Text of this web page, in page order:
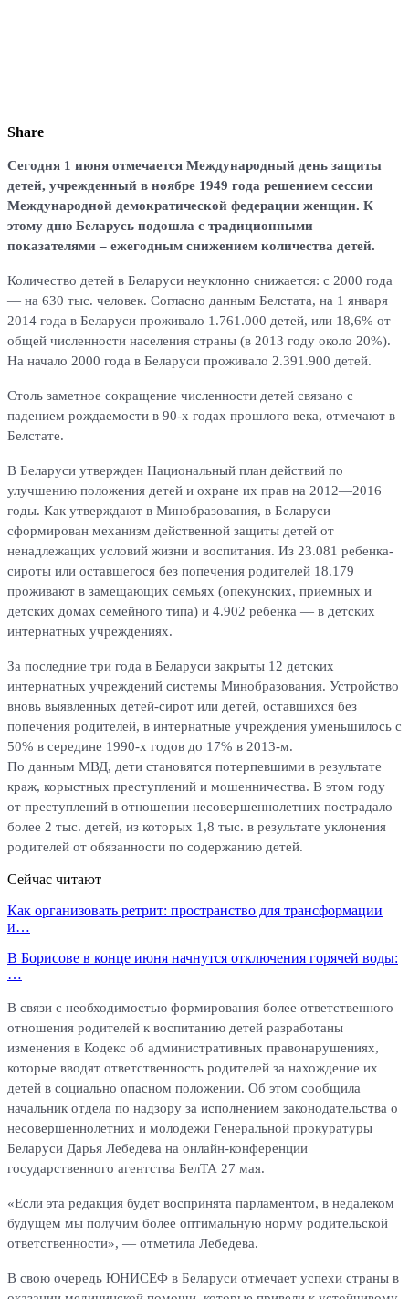
Share
Сегодня 1 июня отмечается Международный день защиты
детей, учрежденный в ноябре 1949 года решением сессии
Международной демократической федерации женщин. К
этому дню Беларусь подошла с традиционными
показателями – ежегодным снижением количества детей.
Количество детей в Беларуси неуклонно снижается: с 2000 года
— на 630 тыс. человек. Согласно данным Белстата, на 1 января
2014 года в Беларуси проживало 1.761.000 детей, или 18,6% от
общей численности населения страны (в 2013 году около 20%).
На начало 2000 года в Беларуси проживало 2.391.900 детей.
Столь заметное сокращение численности детей связано с
падением рождаемости в 90-х годах прошлого века, отмечают в
Белстате.
В Беларуси утвержден Национальный план действий по
улучшению положения детей и охране их прав на 2012—2016
годы. Как утверждают в Минобразования, в Беларуси
сформирован механизм действенной защиты детей от
ненадлежащих условий жизни и воспитания. Из 23.081 ребенка-
сироты или оставшегося без попечения родителей 18.179
проживают в замещающих семьях (опекунских, приемных и
детских домах семейного типа) и 4.902 ребенка — в детских
интернатных учреждениях.
За последние три года в Беларуси закрыты 12 детских
интернатных учреждений системы Минобразования. Устройство
вновь выявленных детей-сирот или детей, оставшихся без
попечения родителей, в интернатные учреждения уменьшилось с
50% в середине 1990-х годов до 17% в 2013-м.
По данным МВД, дети становятся потерпевшими в результате
краж, корыстных преступлений и мошенничества. В этом году
от преступлений в отношении несовершеннолетних пострадало
более 2 тыс. детей, из которых 1,8 тыс. в результате уклонения
родителей от обязанности по содержанию детей.
Сейчас читают
Как организовать ретрит: пространство для трансформации
и…
В Борисове в конце июня начнутся отключения горячей воды:
…
В связи с необходимостью формирования более ответственного
отношения родителей к воспитанию детей разработаны
изменения в Кодекс об административных правонарушениях,
которые вводят ответственность родителей за нахождение их
детей в социально опасном положении. Об этом сообщила
начальник отдела по надзору за исполнением законодательства о
несовершеннолетних и молодежи Генеральной прокуратуры
Беларуси Дарья Лебедева на онлайн-конференции
государственного агентства БелТА 27 мая.
«Если эта редакция будет воспринята парламентом, в недалеком
будущем мы получим более оптимальную норму родительской
ответственности», — отметила Лебедева.
В свою очередь ЮНИСЕФ в Беларуси отмечает успехи страны в